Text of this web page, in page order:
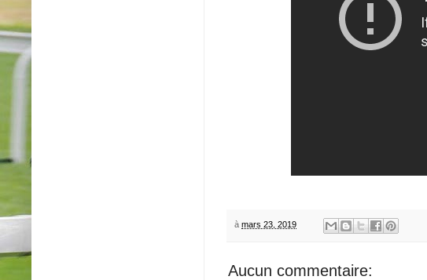
à mars 23, 2019
Aucun commentaire: